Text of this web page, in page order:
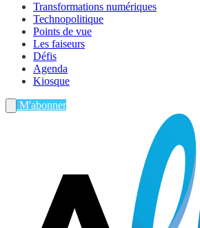
Transformations numériques
Technopolitique
Points de vue
Les faiseurs
Défis
Agenda
Kiosque
M'abonner